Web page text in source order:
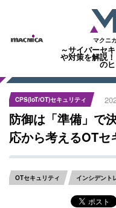
マクニ
～サイバーセ
や対策を解説
の
CPS(IoT/OT)セキュリティ
防御は「準備」
応から考えるOT
OTセキュリティ インシデント